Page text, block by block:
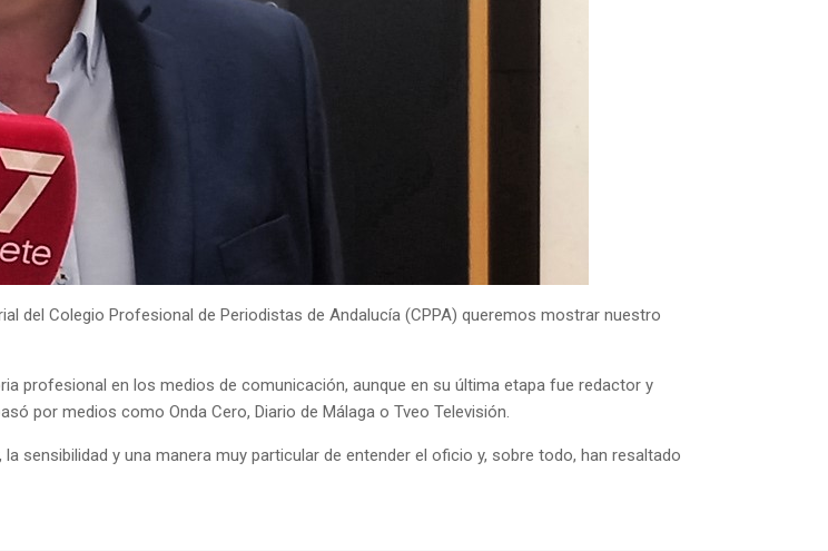
del Colegio Profesional de Periodistas de Andalucía (CPPA) queremos mostrar nuestro
profesional en los medios de comunicación, aunque en su última etapa fue redactor y
por medios como Onda Cero, Diario de Málaga o Tveo Televisión.
sensibilidad y una manera muy particular de entender el oficio y, sobre todo, han resaltado